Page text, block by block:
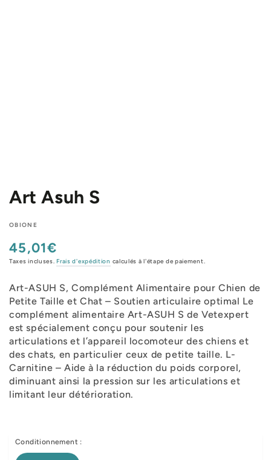
Art Asuh S
OBIONE
Prix
normal
45,01€
Taxes incluses. Frais d'expédition calculés à l'étape de paiement.
Art-ASUH S, Complément Alimentaire pour Chien de
Petite Taille et Chat – Soutien articulaire optimal Le
complément alimentaire Art-ASUH S de Vetexpert
est spécialement conçu pour soutenir les
articulations et l’appareil locomoteur des chiens et
des chats, en particulier ceux de petite taille. L-
Carnitine – Aide à la réduction du poids corporel,
diminuant ainsi la pression sur les articulations et
limitant leur détérioration.
Conditionnement :